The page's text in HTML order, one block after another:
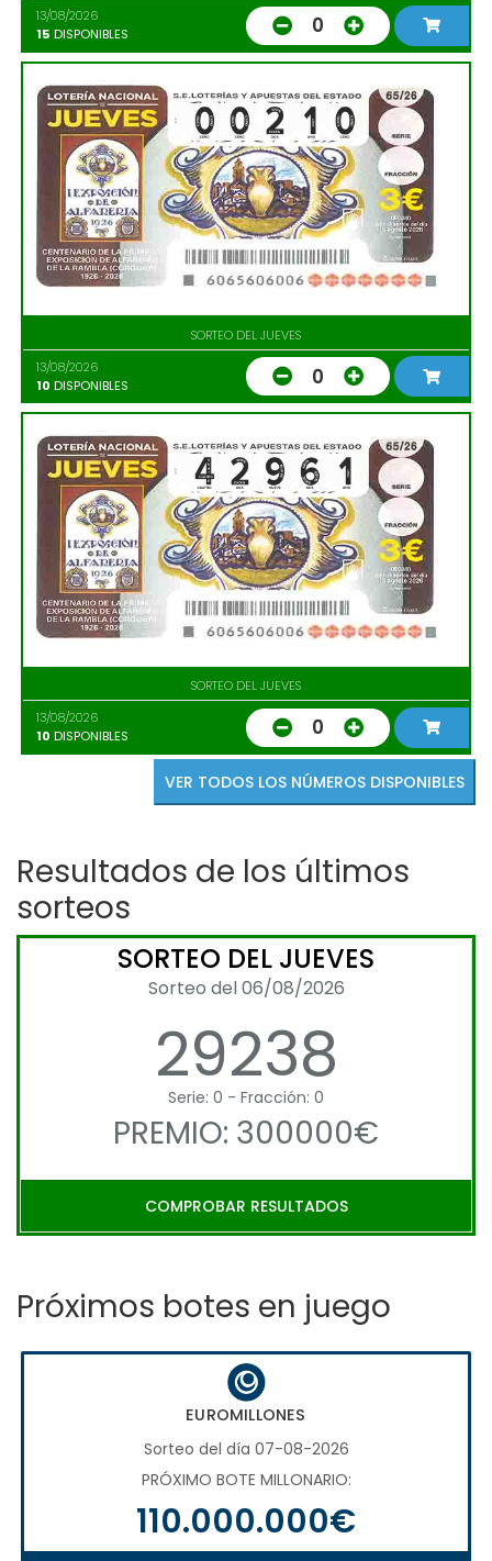
13/08/2026
15 DISPONIBLES 0
SORTEO DEL JUEVES
13/08/2026
10 DISPONIBLES 0
SORTEO DEL JUEVES
13/08/2026
10 DISPONIBLES 0
VER TODOS LOS NÚMEROS DISPONIBLES
Resultados de los últimos
sorteos
SORTEO DEL JUEVES
Sorteo del 06/08/2026
29238
Serie: 0 - Fracción: 0
PREMIO: 300000€
COMPROBAR RESULTADOS
Próximos botes en juego
EUROMILLONES
Sorteo del día 07-08-2026
PRÓXIMO BOTE MILLONARIO:
110.000.000€